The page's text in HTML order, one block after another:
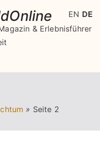
& Erlebnisführer
» Seite 2
EN DE